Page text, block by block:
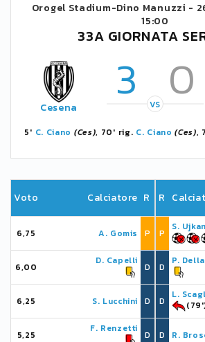
Orogel Stadium-Dino Manuzzi -
15:00
33A GIORNATA
Cesena 3 0
VS
5' C. Ciano (Ces), 70' rig. C. Ciano (Ces),
Voto Calciatore R
6,75 A. Gomis P
6,00
D. Capelli
D
6,25 S. Lucchini D
5,25
F. Renzetti
D
R
P
S.
D
P.
D
L.
D R.